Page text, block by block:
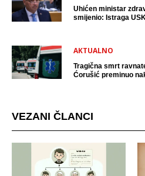
Uhićen ministar
smijenio: Istraga
AKTUALNO
Tragična smrt
Ćorušić preminuo
VEZANI ČLANCI